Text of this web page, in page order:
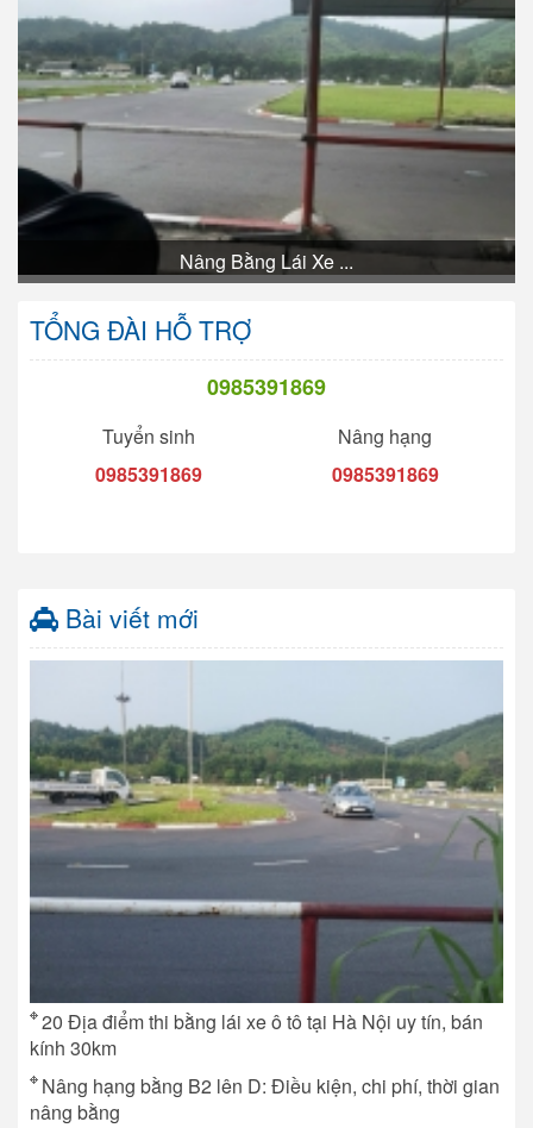
Nâng Bằng Lái Xe ...
TỔNG ĐÀI HỖ TRỢ
0985391869
Tuyển sinh
0985391869
Nâng hạng
0985391869
Bài viết mới
20 Địa điểm thi bằng lái xe ô tô tại Hà Nội uy tín, bán
kính 30km
Nâng hạng bằng B2 lên D: Điều kiện, chi phí, thời gian
nâng bằng